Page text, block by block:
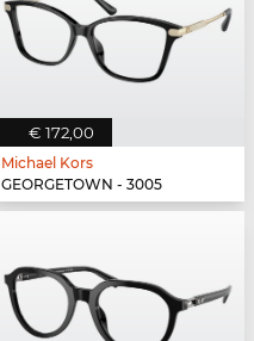
€ 172,00
Michael Kors
GEORGETOWN - 3005